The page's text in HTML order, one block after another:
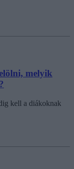
melyik
kell a diákoknak